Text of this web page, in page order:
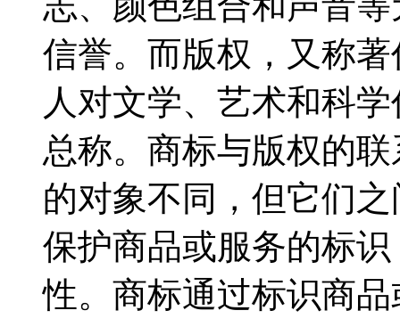
信誉。而版权，又称
人对文学、艺术和科
总称。商标与版权的
的对象不同，但它们
保护商品或服务的标
性。商标通过标识商